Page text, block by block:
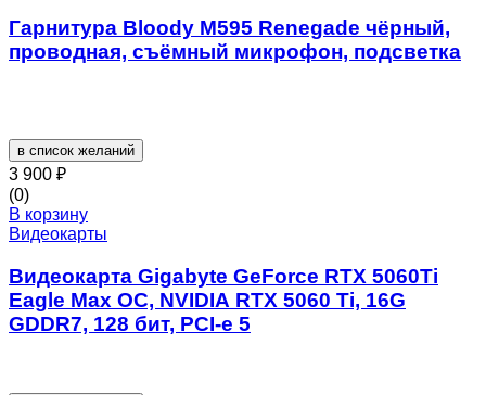
Гарнитура Bloody M595 Renegade чёрный,
проводная, съёмный микрофон, подсветка
в список желаний
3 900 ₽
(0)
В корзину
Видеокарты
Видеокарта Gigabyte GeForce RTX 5060Ti
Eagle Max OC, NVIDIA RTX 5060 Ti, 16G
GDDR7, 128 бит, PCI-e 5